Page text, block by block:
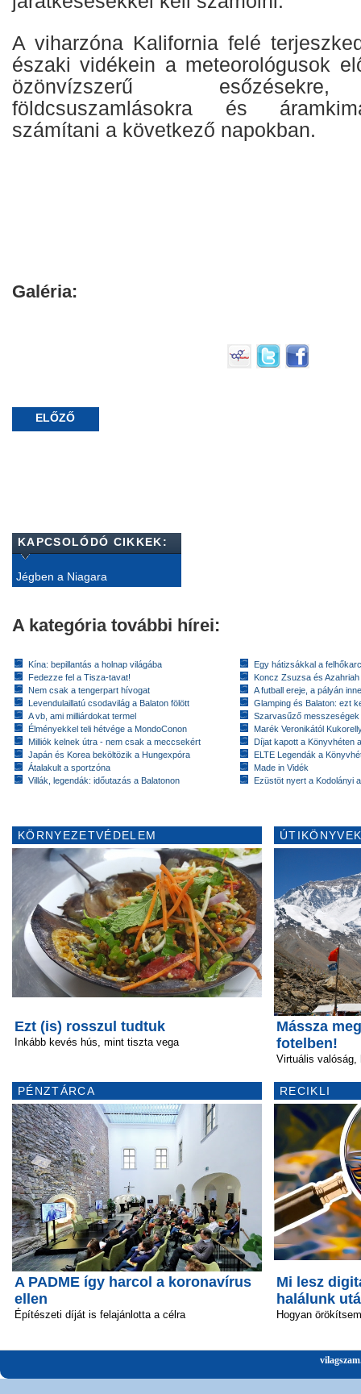
A viharzóna Kalifornia felé
északi vidékein a meteorológusok
özönvízszerű
földcsuszamlásokra és
számítani a következő napokban.
Galéria:
ELŐZŐ
KAPCSOLÓDÓ CIKKEK:
Jégben a Niagara
A kategória további hírei:
Kína: bepillantás a holnap világába
Fedezze fel a Tisza-tavat!
Nem csak a tengerpart hívogat
Levendulaillatú csodavilág a Balaton fölött
A vb, ami milliárdokat termel
Élményekkel teli hétvége a MondoConon
Milliók kelnek útra - nem csak a meccsekért
Japán és Korea beköltözik a Hungexpóra
Átalakult a sportzóna
Villák, legendák: időutazás a Balatonon
Egy hátizsákkal a
Koncz Zsuzsa és
A futball ereje, a pályán
Glamping és Balaton: ezt
Szarvasűző messzeségek
Marék Veronikától
Díjat kapott a Könyvhéten
ELTE Legendák a
Made in Vidék
Ezüstöt nyert a Kodolányi
KÖRNYEZETVÉDELEM
Ezt (is) rosszul tudtuk
Inkább kevés hús, mint tiszta vega
PÉNZTÁRCA
A PADME így harcol a koronavírus
ellen
Építészeti díját is felajánlotta a célra
Mássza
fotelben!
Virtuális valóság,
RECIKLI
Mi lesz
halálunk
Hogyan